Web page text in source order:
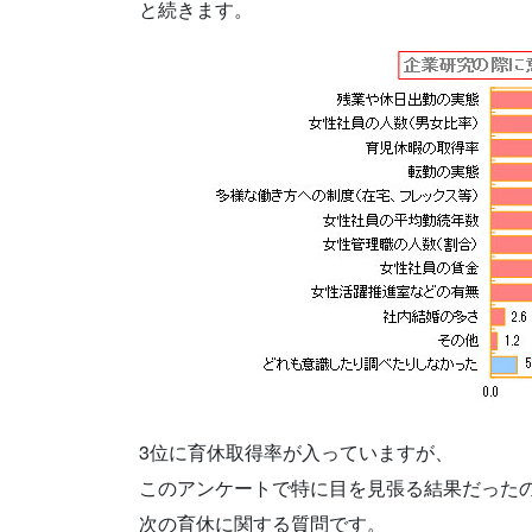
と続きます。
3位に育休取得率が入っていますが、
このアンケートで特に目を見張る結果だった
次の育休に関する質問です。